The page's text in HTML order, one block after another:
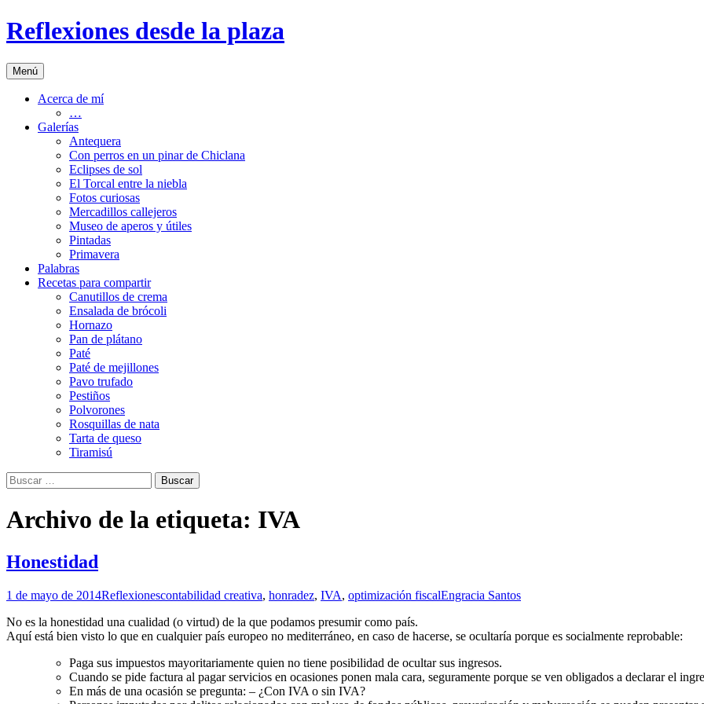
Saltar
al
Reflexiones desde la plaza
Menú
Acerca de mí
…
Galerías
Antequera
Con perros en un pinar de Chiclana
Eclipses de sol
El Torcal entre la niebla
Fotos curiosas
Mercadillos callejeros
Museo de aperos y útiles
Pintadas
Primavera
Palabras
Recetas para compartir
Canutillos de crema
Ensalada de brócoli
Hornazo
Pan de plátano
Paté
Paté de mejillones
Pavo trufado
Pestiños
Polvorones
Rosquillas de nata
Tarta de queso
Tiramisú
Buscar:
Archivo de la etiqueta: IVA
Honestidad
1 de mayo de 2014Reflexionescontabilidad creativa, honradez, IVA, optimización fiscalEngracia Santos
No es la honestidad una cualidad (o virtud) de la que podamos presumir como país.
Aquí está bien visto lo que en cualquier país europeo no mediterráneo, en caso de hacerse, se ocultaría porque es socialmente reprobable:
Paga sus impuestos mayoritariamente quien no tiene posibilidad de ocultar sus ingresos.
Cuando se pide factura al pagar servicios en ocasiones ponen mala cara, seguramente porque se ven obligados a declarar el
En más de una ocasión se pregunta: – ¿Con IVA o sin IVA?